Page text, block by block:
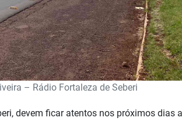
– Rádio Fortaleza de Seberi
devem ficar atentos nos próximos dias